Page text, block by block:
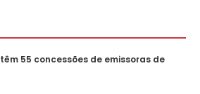
55 concessões de emissoras de